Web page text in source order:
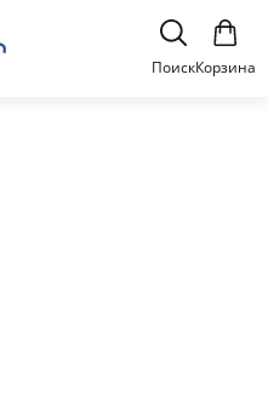
ПоискКорзина